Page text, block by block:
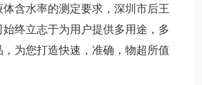
含水率的测定要求，深圳市后王
终立志于为用户提供多用途，多
为您打造快速，准确，物超所值